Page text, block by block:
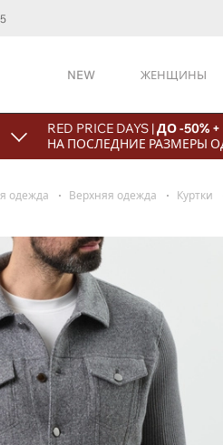
NEW ЖЕНЩИНЫ
RED PRICE DAYS |ДО -50%
НА ПОСЛЕДНИЕ РАЗМЕРЫ
одежда Верхняя одежда Куртки